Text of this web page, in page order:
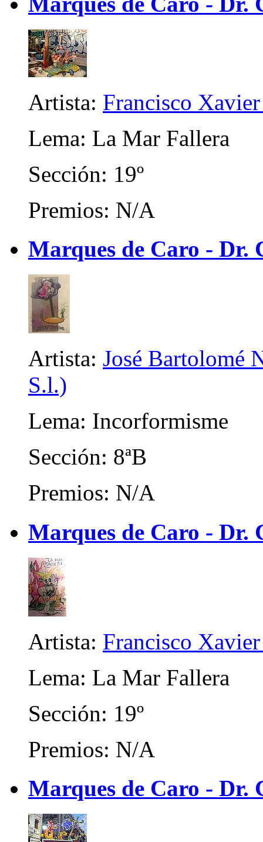
Artista: Francisco
Lema: La Mar Fallera
Sección: 19º
Premios: N/A
Marques de Caro -
Artista: José Bartolomé
S.l.)
Lema: Incorformisme
Sección: 8ªB
Premios: N/A
Marques de Caro -
Artista: Francisco
Lema: La Mar Fallera
Sección: 19º
Premios: N/A
Marques de Caro -